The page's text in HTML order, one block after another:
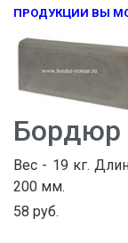
ПРОДУКЦИИ ВЫ
Бордюр
Вес - 19 кг.
200 мм.
58 руб.